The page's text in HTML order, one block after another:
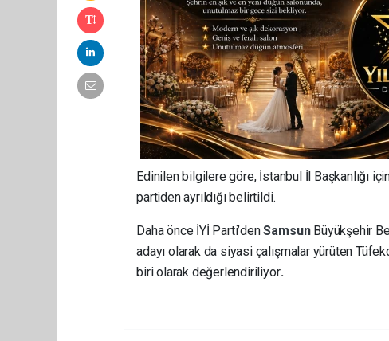
Edinilen bilgilere göre, İstanbul İl Başkanlığı
partiden ayrıldığı belirtildi.
Daha önce İYİ Parti’denSamsun Büyükşehir
adayı olarak da siyasi çalışmalar yürüten
biri olarak değerlendiriliyor.